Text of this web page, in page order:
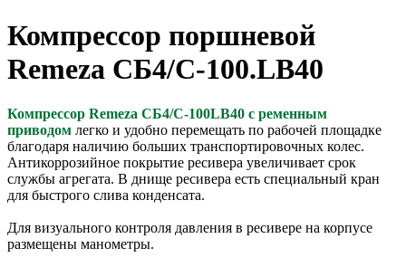
Компрессор поршневой
Remeza СБ4/С-100.LB40
Компрессор Remeza СБ4/С-100LB40 с ременным
приводом легко и удобно перемещать по рабочей площадке
благодаря наличию больших транспортировочных колес.
Антикоррозийное покрытие ресивера увеличивает срок
службы агрегата. В днище ресивера есть специальный кран
для быстрого слива конденсата.
Для визуального контроля давления в ресивере на корпусе
размещены манометры.